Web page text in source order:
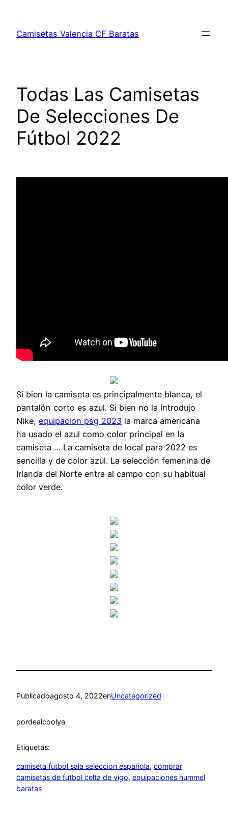
contenido
Camisetas Valencia CF Baratas
Todas Las Camisetas
De Selecciones De
Fútbol 2022
Si bien la camiseta es principalmente blanca, el
pantalón corto es azul. Si bien no la introdujo
Nike, equipacion psg 2023 la marca americana
ha usado el azul como color principal en la
camiseta … La camiseta de local para 2022 es
sencilla y de color azul. La selección femenina de
Irlanda del Norte entra al campo con su habitual
color verde.
Publicadoagosto 4, 2022enUncategorized
pordealcoolya
Etiquetas:
camiseta futbol sala seleccion española, comprar
camisetas de futbol celta de vigo, equipaciones hummel
baratas